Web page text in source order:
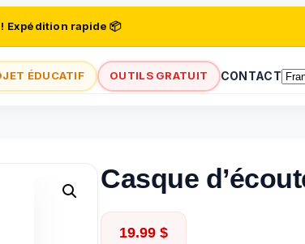
Expédition rapide 📦
ÉDUCATIF OUTILS GRATUIT CONTACT
Casque
19.99 $